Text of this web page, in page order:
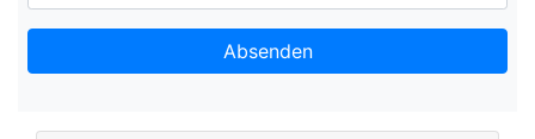
Absenden